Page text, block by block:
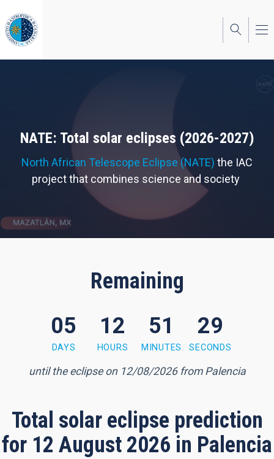
to
main
content
NATE: Total solar eclipses (2026-2027)
North African Telescope Eclipse (NATE) the IAC
project that combines science and society
Remaining
28 seconds
05
DAYS
12
HOURS
51
MINUTES
28
SECONDS
until the eclipse on 12/08/2026 from Palencia
Total solar eclipse prediction
for 12 August 2026 in Palencia